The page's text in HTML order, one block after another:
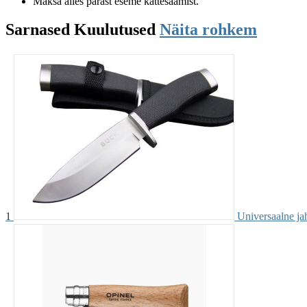
Sarnased Kuulutused Näita rohkem
1 Universaalne